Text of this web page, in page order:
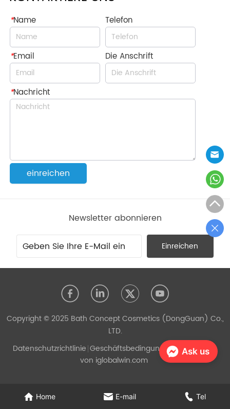
*Name Telefon
*Email Die Anschrift
*Nachricht
einreichen
Home E-mail Tel
Newsletter abonnieren
Einreichen
Copyright © 2025 Bath Concept Cosmetics (DongGuan) Co.,
LTD.
Datenschutzrichtlinie Geschäftsbedingungen Unterstützt
von iglobalwin.com
Ask us